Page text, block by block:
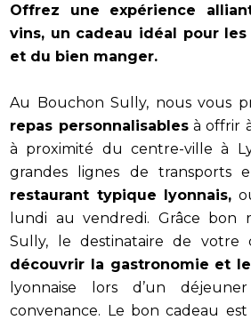
Offrez une expérience
vins, un cadeau idéal pour
et du bien manger.
Au Bouchon Sully, nous vous
repas personnalisablesà offrir
à proximité du centre-ville à
grandes lignes de transports
restaurant typique lyonnais,
lundi au vendredi. Grâce bon
Sully, le destinataire de votre
découvrir la gastronomie et
lyonnaise lors d’un
convenance. Le bon cadeau